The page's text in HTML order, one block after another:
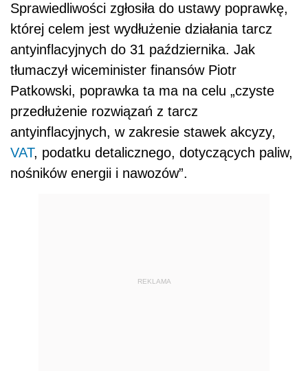
Sprawiedliwości zgłosiła do ustawy poprawkę,
której celem jest wydłużenie działania tarcz
antyinflacyjnych do 31 października. Jak
tłumaczył wiceminister finansów Piotr
Patkowski, poprawka ta ma na celu „czyste
przedłużenie rozwiązań z tarcz
antyinflacyjnych, w zakresie stawek akcyzy,
VAT, podatku detalicznego, dotyczących paliw,
nośników energii i nawozów”.
REKLAMA